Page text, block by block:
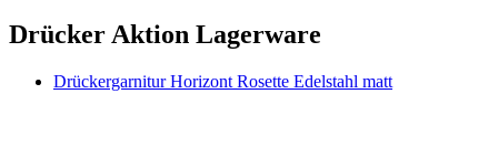
Drücker Aktion Lagerware
Drückergarnitur Horizont Rosette Edelstahl matt